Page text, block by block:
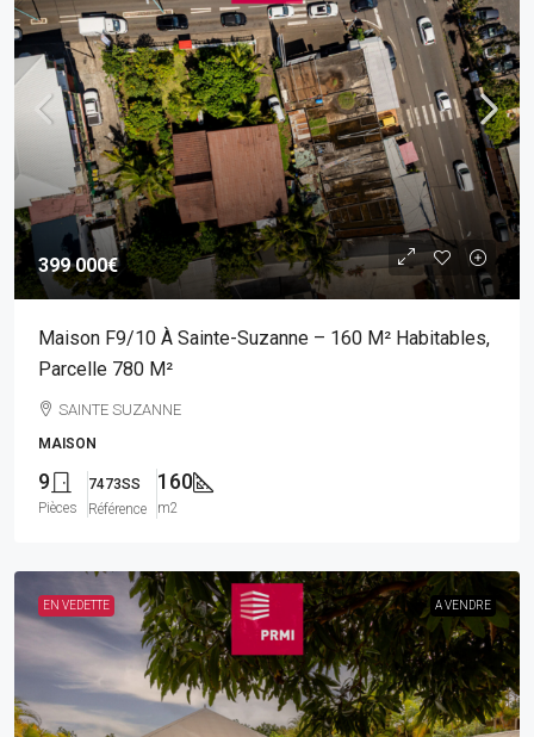
399 000€
Maison F9/10 À Sainte-Suzanne – 160 M² Habitables,
Parcelle 780 M²
SAINTE SUZANNE
MAISON
9
Pièces
7473SS
Référence
160
m2
EN VEDETTE A VENDRE